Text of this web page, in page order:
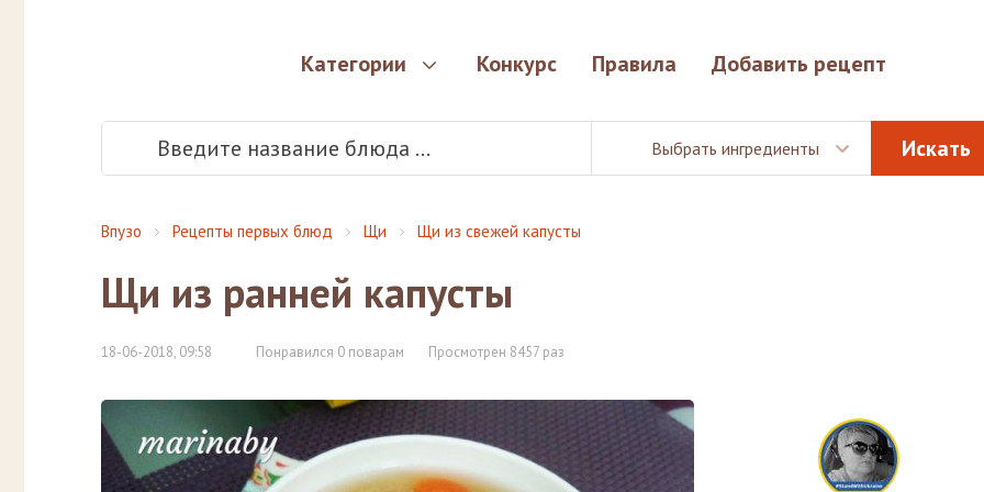
Категории Конкурс Правила Добавить рецепт
Выбрать ингредиенты
Впузо Рецепты первых блюд Щи Щи из свежей капусты
Щи из ранней капусты
18-06-2018, 09:58 Понравился 0 поварам Просмотрен 8457 раз